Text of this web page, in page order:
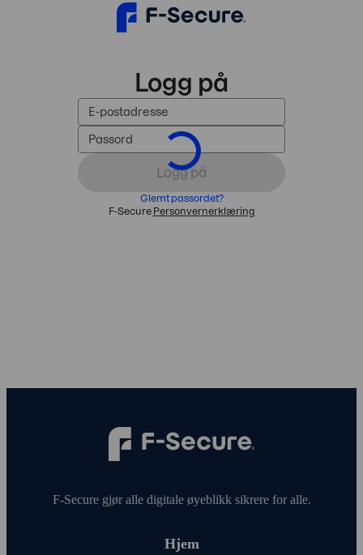
F‑Secure gjør alle digitale øye­blikk sikrere for alle.
Hjem